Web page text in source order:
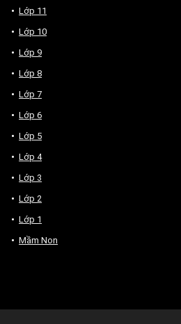
Lớp 11
Lớp 10
Lớp 9
Lớp 8
Lớp 7
Lớp 6
Lớp 5
Lớp 4
Lớp 3
Lớp 2
Lớp 1
Mầm Non